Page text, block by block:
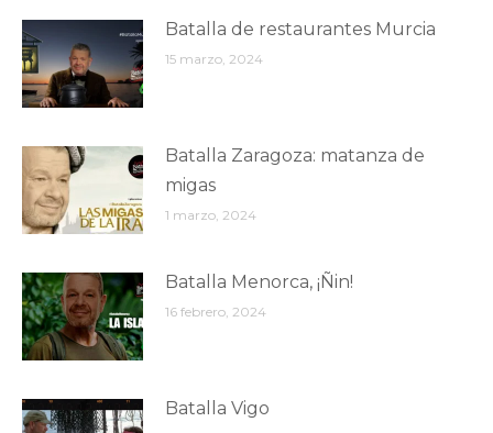
Batalla de restaurantes Murcia
15 marzo, 2024
Batalla Zaragoza: matanza de
migas
1 marzo, 2024
Batalla Menorca, ¡Ñin!
16 febrero, 2024
Batalla Vigo